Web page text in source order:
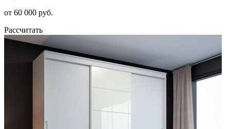
от 60 000 руб.
Рассчитать